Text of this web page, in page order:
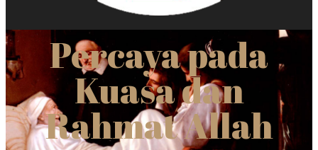
Percaya pada
Kuasa dan
Rahmat Allah